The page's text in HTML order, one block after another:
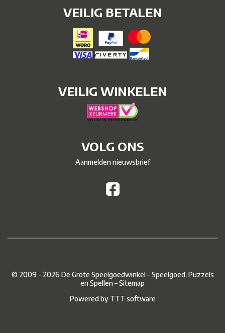
VEILIG BETALEN
VEILIG WINKELEN
VOLG ONS
Aanmelden nieuwsbrief
© 2009 - 2026 De Grote Speelgoedwinkel – Speelgoed, Puzzels
en Spellen –Sitemap
Powered by TTT software